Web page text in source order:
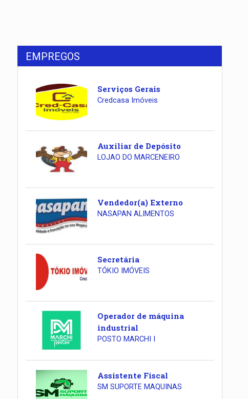
EMPREGOS
Serviços Gerais
Credcasa Imóveis
Auxiliar de Depósito
LOJAO DO MARCENEIRO
Vendedor(a) Externo
NASAPAN ALIMENTOS
Secretária
TÓKIO IMÓVEIS
Operador de máquina
industrial
POSTO MARCHI I
Assistente Fiscal
SM SUPORTE MAQUINAS